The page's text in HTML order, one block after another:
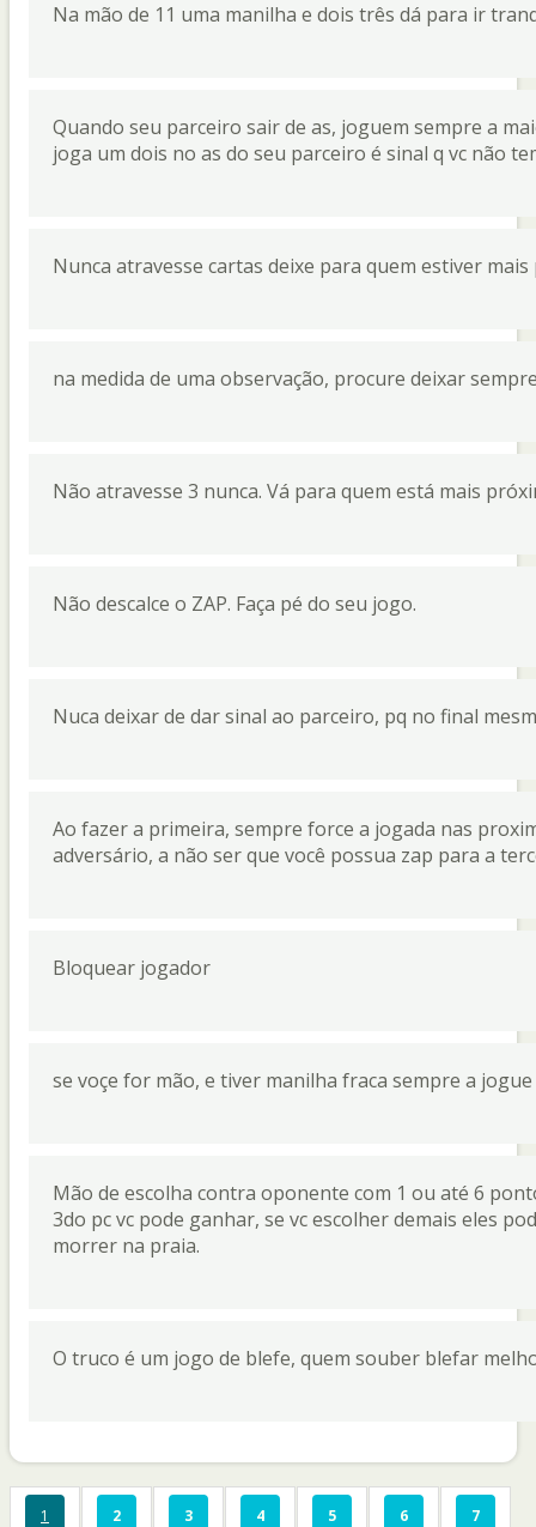
Na mão de 11 uma manilha e dois três dá para ir
Quando seu parceiro sair de as, joguem sempre a
joga um dois no as do seu parceiro é sinal q vc não
Nunca atravesse cartas deixe para quem estiver
na medida de uma observação, procure deixar
Não atravesse 3 nunca. Vá para quem está mais
Não descalce o ZAP. Faça pé do seu jogo.
Nuca deixar de dar sinal ao parceiro, pq no final
Ao fazer a primeira, sempre force a jogada nas
adversário, a não ser que você possua zap para a
Bloquear jogador
se voçe for mão, e tiver manilha fraca sempre a
Mão de escolha contra oponente com 1 ou até 6
3do pc vc pode ganhar, se vc escolher demais eles
morrer na praia.
O truco é um jogo de blefe, quem souber blefar
1 2 3 4 5 6 7